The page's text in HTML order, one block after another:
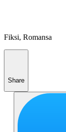
Fiksi, Romansa
Share